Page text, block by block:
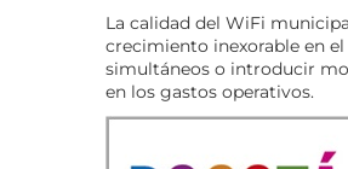
La calidad del WiFi
crecimiento inexorable en
simultáneos o introducir
en los gastos operativos.